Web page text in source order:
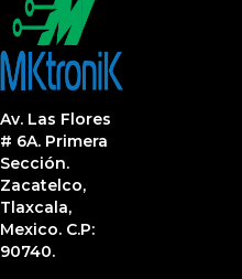
Av. Las Flores
# 6A. Primera
Sección.
Zacatelco,
Tlaxcala,
Mexico. C.P:
90740.